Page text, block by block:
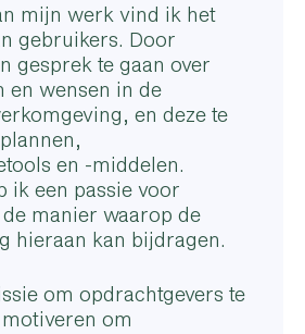
mijn werk vind ik het
gebruikers. Door
gesprek te gaan over
en wensen in de
en deze te
en -middelen.
ik een passie voor
manier waarop de
hieraan kan bijdragen.
om opdrachtgevers te
om